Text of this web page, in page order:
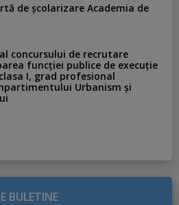
de școlarizare Academia de
al concursului de recrutare
funcției publice de execuție
I, grad profesional
Urbanism și
BULETINE